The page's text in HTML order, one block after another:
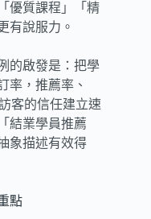
優質課程」「精
有說服力。
的啟發是：把學
率，推薦率、
客的信任建立速
結業學員推薦
象描述有效得
點